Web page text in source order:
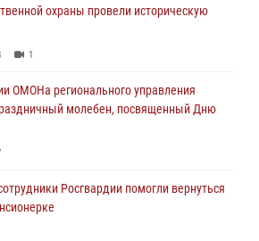
охраны провели историческую
1
ОМОНа регионального управления
молебен, посвященный Дню
Росгвардии помогли вернуться